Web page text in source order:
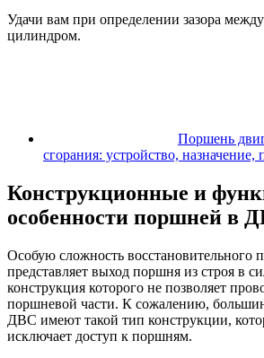
Удачи вам при определении зазора
цилиндром.
Поршень
сгорания: устройство,
Конструкционные и
особенности поршней в
Особую сложность восстановительного
представляет выход поршня из строя в
конструкция которого не позволяет
поршневой части. К сожалению,
ДВС имеют такой тип конструкции,
исключает доступ к поршням.